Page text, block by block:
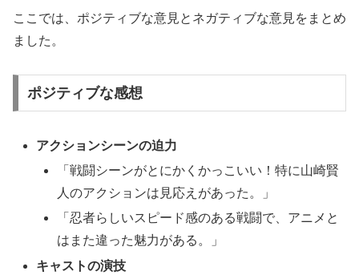
ここでは、ポジティブな意見とネガティブな意見をまとめ
ました。
ポジティブな感想
アクションシーンの迫力
「戦闘シーンがとにかくかっこいい！特に山崎賢
人のアクションは見応えがあった。」
「忍者らしいスピード感のある戦闘で、アニメと
はまた違った魅力がある。」
キャストの演技